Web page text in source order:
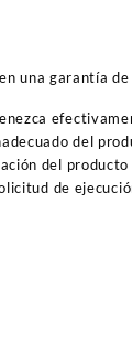
una garantía
del
del
de